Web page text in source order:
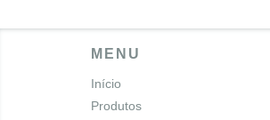
MENU
Início
Produtos